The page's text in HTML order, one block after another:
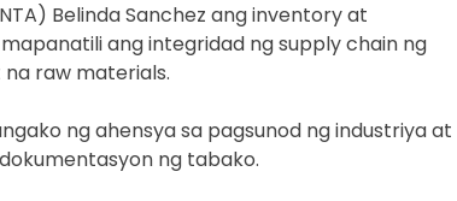
Belinda Sanchez ang inventory at
ang integridad ng supply chain ng
raw materials.
ng ahensya sa pagsunod ng industriya at
ng tabako.